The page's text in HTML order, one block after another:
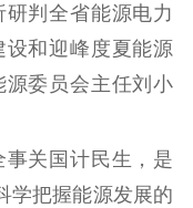
成果集萃
料下载
新闻发布
牌栏目
判全省能源电力
和迎峰度夏能源
委员会主任刘小
关国计民生，是
学把握能源发展的